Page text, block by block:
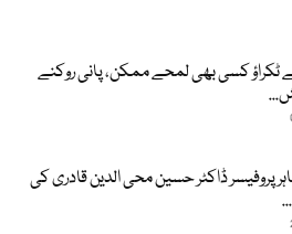
ٹکراؤ کسی بھی لمحے ممکن، پانی روکنے
پروفیسر ڈاکٹر حسین محی الدین قادری کی